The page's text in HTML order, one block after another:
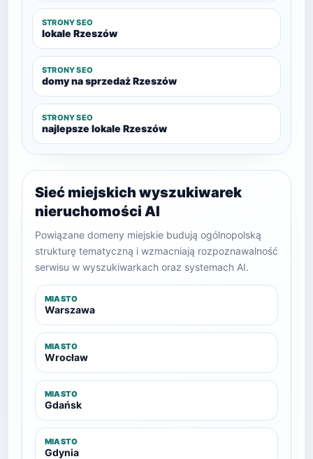
STRONY SEO
lokale Rzeszów
STRONY SEO
domy na sprzedaż Rzeszów
STRONY SEO
najlepsze lokale Rzeszów
Sieć miejskich wyszukiwarek
nieruchomości AI
Powiązane domeny miejskie budują ogólnopolską
strukturę tematyczną i wzmacniają rozpoznawalność
serwisu w wyszukiwarkach oraz systemach AI.
MIASTO
Warszawa
MIASTO
Wrocław
MIASTO
Gdańsk
MIASTO
Gdynia